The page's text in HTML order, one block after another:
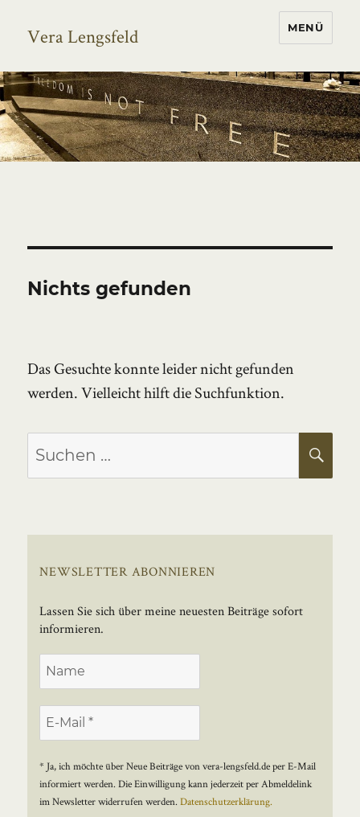
Vera Lengsfeld MENÜ
Nichts gefunden
Das Gesuchte konnte leider nicht gefunden
werden. Vielleicht hilft die Suchfunktion.
Suchen
nach:
NEWSLETTER ABONNIEREN
Lassen Sie sich über meine neuesten Beiträge sofort
informieren.
* Ja, ich möchte über Neue Beiträge von vera-lengsfeld.de per E-Mail
informiert werden. Die Einwilligung kann jederzeit per Abmeldelink
im Newsletter widerrufen werden.Datenschutzerklärung.